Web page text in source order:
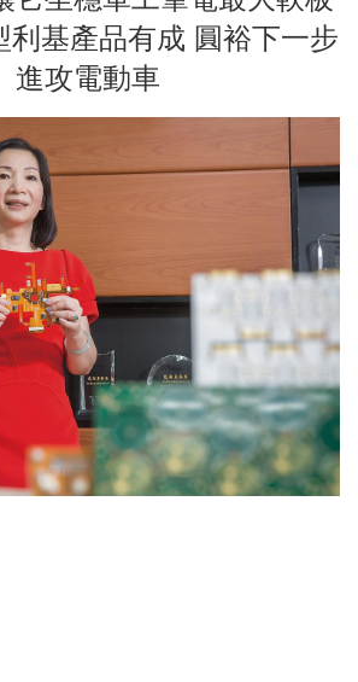
基產品有成 圓裕下一步
進攻電動車